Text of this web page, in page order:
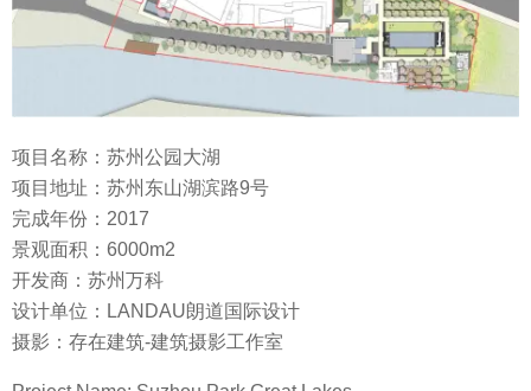
项目名称：苏州公园大湖
项目地址：苏州东山湖滨路9号
完成年份：2017
景观面积：6000m2
开发商：苏州万科
设计单位：LANDAU朗道国际设计
摄影：存在建筑-建筑摄影工作室